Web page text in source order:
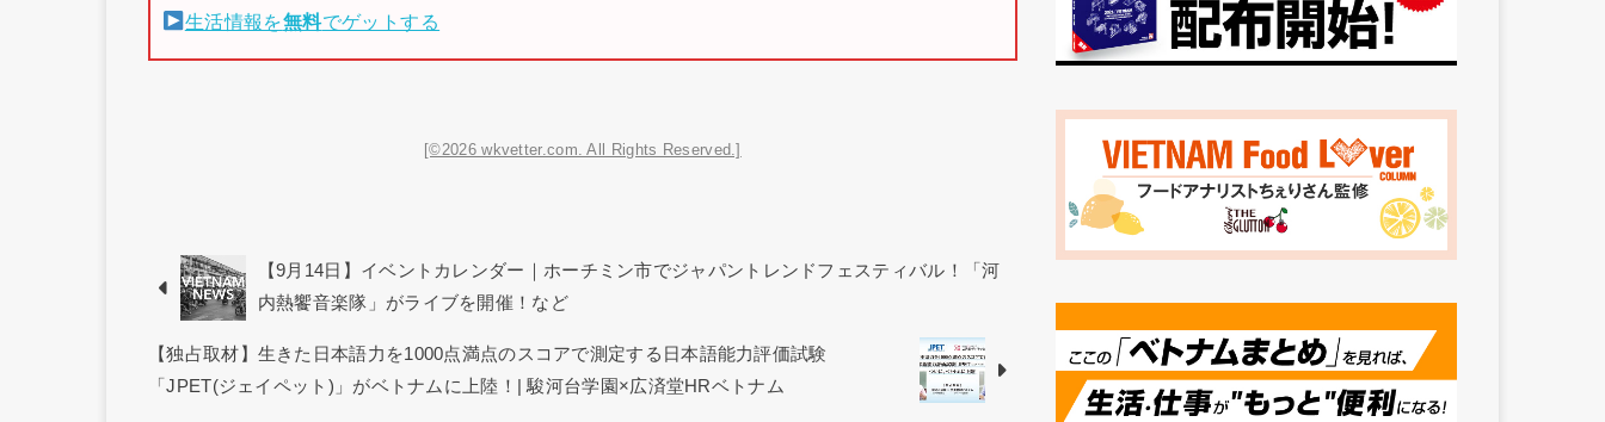
生活情報を無料でゲットする
[©2026 wkvetter.com. All Rights Reserved.]
【9月14日】イベントカレンダー｜ホーチミン市でジャパントレンドフェスティバル！「河
内熱饗音楽隊」がライブを開催！など
【独占取材】生きた日本語力を1000点満点のスコアで測定する日本語能力評価試験
「JPET(ジェイペット)」がベトナムに上陸！| 駿河台学園×広済堂HRベトナム